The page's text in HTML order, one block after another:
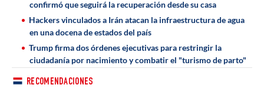
confirmó que seguirá la recuperación desde su casa
Hackers vinculados a Irán atacan la infraestructura de agua
en una docena de estados del país
Trump firma dos órdenes ejecutivas para restringir la
ciudadanía por nacimiento y combatir el "turismo de parto"
RECOMENDACIONES